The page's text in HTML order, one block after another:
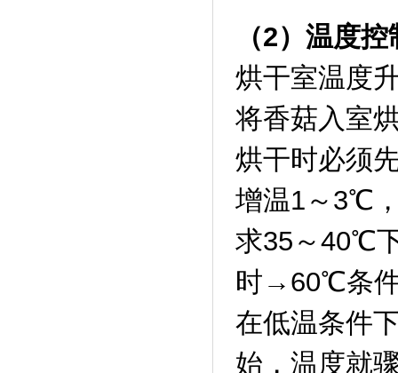
（2）温度控
烘干室温度
将香菇入室
烘干时必须
增温1～3℃
求35～40℃
时→60℃条件
在低温条件
始，温度就